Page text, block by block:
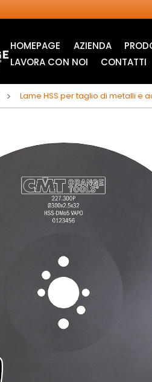
HOMEPAGE AZIENDA
LAVORA CON NOI
CONTATTI
Lame HSS per taglio di metalli e